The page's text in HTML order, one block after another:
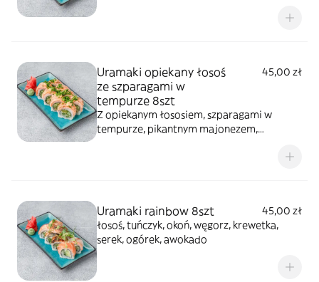
Uramaki opiekany łosoś
ze szparagami w
tempurze 8szt
45,00 zł
Z opiekanym łososiem, szparagami w
tempurze, pikantnym majonezem,
Uramaki rainbow 8szt
45,00 zł
łosoś, tuńczyk, okoń, węgorz, krewetka,
serek, ogórek, awokado